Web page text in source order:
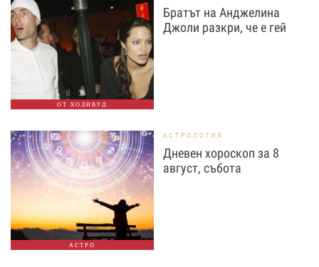
ОТ ХОЛИВУД
Братът на Анджелина
Джоли разкри, че е гей
АСТРО
АСТРОЛОГИЯ
Дневен хороскоп за 8
август, събота